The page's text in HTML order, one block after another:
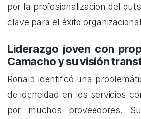
por la profesionalización del
clave para el éxito
Liderazgo joven con
Camacho y su visión
Ronald identificó una
de idoneidad en los servicios
por muchos proveedores.